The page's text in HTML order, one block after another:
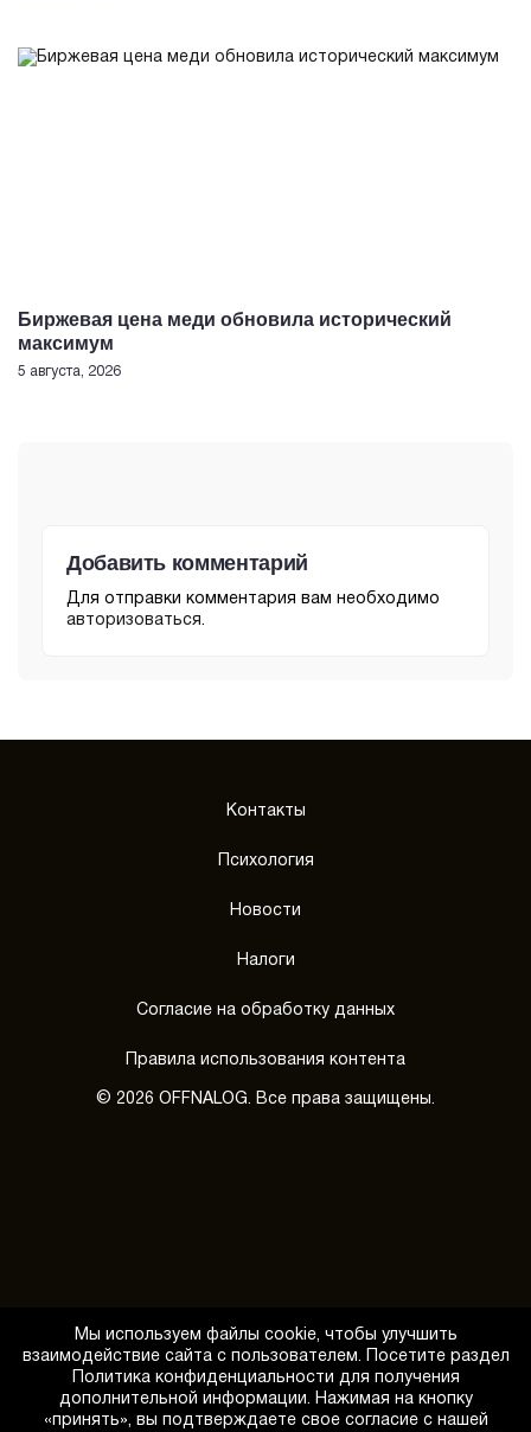
Биржевая цена меди обновила исторический
максимум
5 августа, 2026
Добавить комментарий
Для отправки комментария вам необходимо
авторизоваться.
Контакты
Психология
Новости
Налоги
Согласие на обработку данных
Правила использования контента
© 2026 OFFNALOG. Все права защищены.
Мы используем файлы cookie, чтобы улучшить
взаимодействие сайта с пользователем. Посетите раздел
Политика конфиденциальности для получения
дополнительной информации. Нажимая на кнопку
«принять», вы подтверждаете свое согласие с нашей